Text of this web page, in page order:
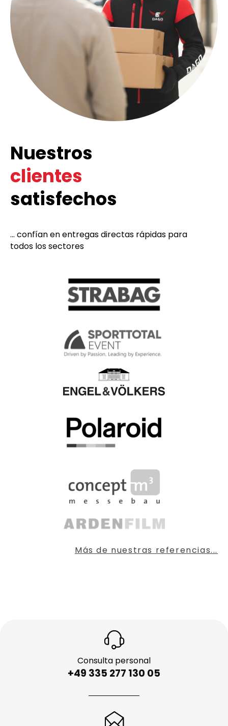
Nuestros
clientes
satisfechos
... confían en entregas directas rápidas para
todos los sectores
Más de nuestras referencias...
Consulta personal
+49 335 277 130 05